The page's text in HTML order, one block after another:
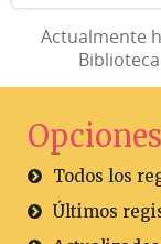
Actualmente
Opciones
Todos los
Últimos